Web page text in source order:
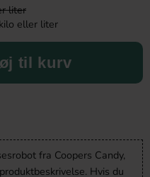
liter
eller liter
til kurv
fra Coopers Candy,
Hvis du